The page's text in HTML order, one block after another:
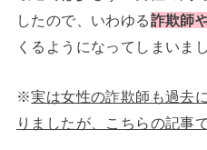
したので、いわゆる詐欺師
くるようになってしまいまし
※実は女性の詐欺師も過去
りましたが、こちらの記事